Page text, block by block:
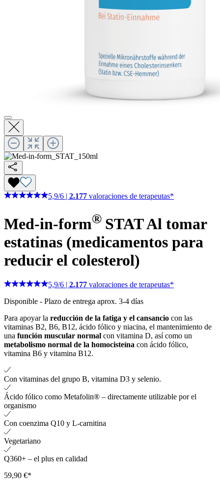
5,9/6 2.177 valoraciones de terapeutas*
Med-in-form® STATAl tomar
estatinas (medicamentos para
reducir el colesterol)
5,9/6 | 2.177 valoraciones de terapeutas*
Disponible - Plazo de entrega aprox. 3-4 días
Para apoyar la reducción de la fatiga y el cansancio con las
vitaminas B2, B6, B12, ácido fólico y niacina, el mantenimiento de
una función muscular normal con vitamina D, así como un
metabolismo normal de la homocisteína con ácido fólico,
vitamina B6 y vitamina B12.
Con vitaminas del grupo B, vitamina D3 y selenio.
Ácido fólico como Metafolin® – directamente utilizable por el
organismo
Con coenzima Q10 y L-carnitina
Vegetariano
Q360+ – el plus en calidad
59,90 €*